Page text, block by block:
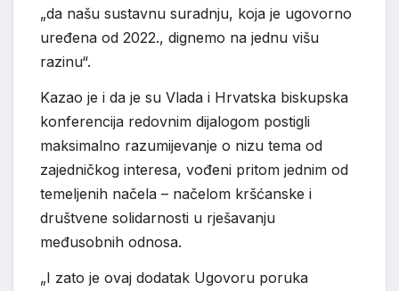
„da našu sustavnu suradnju, koja je ugovorno
uređena od 2022., dignemo na jednu višu
razinu“.
Kazao je i da je su Vlada i Hrvatska biskupska
konferencija redovnim dijalogom postigli
maksimalno razumijevanje o nizu tema od
zajedničkog interesa, vođeni pritom jednim od
temeljenih načela – načelom kršćanske i
društvene solidarnosti u rješavanju
međusobnih odnosa.
„I zato je ovaj dodatak Ugovoru poruka